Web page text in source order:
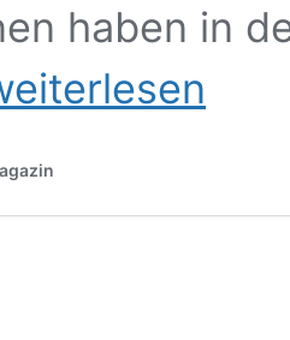
haben in